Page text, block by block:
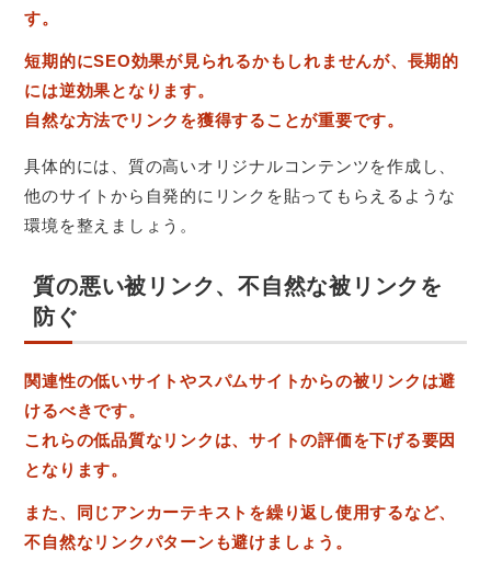
す。
短期的にSEO効果が見られるかもしれませんが、長期的
には逆効果となります。
自然な方法でリンクを獲得することが重要です。
具体的には、質の高いオリジナルコンテンツを作成し、
他のサイトから自発的にリンクを貼ってもらえるような
環境を整えましょう。
質の悪い被リンク、不自然な被リンクを
防ぐ
関連性の低いサイトやスパムサイトからの被リンクは避
けるべきです。
これらの低品質なリンクは、サイトの評価を下げる要因
となります。
また、同じアンカーテキストを繰り返し使用するなど、
不自然なリンクパターンも避けましょう。